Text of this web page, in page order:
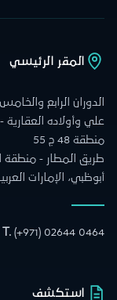
المقر الرئيسي
الدوران الرابع والخامس
علي وأولاده
منطقة 48 ج 55
طريق المطار - منطقة
أبوظبي، الإمارات
T. (+971) 02644 0464
استكشف